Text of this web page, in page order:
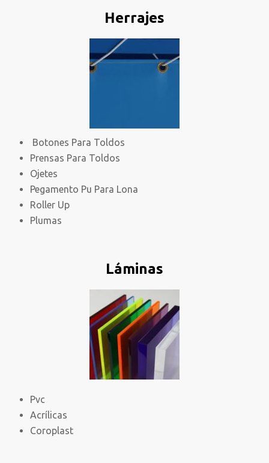
Herrajes
Botones Para Toldos
Prensas Para Toldos
Ojetes
Pegamento Pu Para Lona
Roller Up
Plumas
Láminas
Pvc
Acrílicas
Coroplast